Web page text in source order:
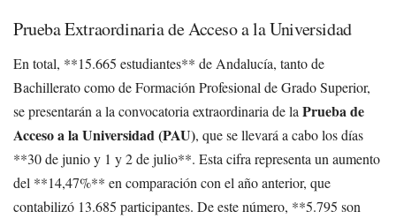
Prueba Extraordinaria de Acceso a la Universidad
En total, **15.665 estudiantes** de Andalucía, tanto de
Bachillerato como de Formación Profesional de Grado Superior,
se presentarán a la convocatoria extraordinaria de la Prueba de
Acceso a la Universidad (PAU), que se llevará a cabo los días
**30 de junio y 1 y 2 de julio**. Esta cifra representa un aumento
del **14,47%** en comparación con el año anterior, que
contabilizó 13.685 participantes. De este número, **5.795 son